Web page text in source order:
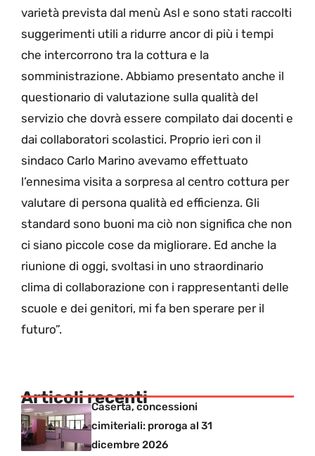
varietà prevista dal menù Asl e sono stati raccolti
suggerimenti utili a ridurre ancor di più i tempi
che intercorrono tra la cottura e la
somministrazione. Abbiamo presentato anche il
questionario di valutazione sulla qualità del
servizio che dovrà essere compilato dai docenti e
dai collaboratori scolastici. Proprio ieri con il
sindaco Carlo Marino avevamo effettuato
l’ennesima visita a sorpresa al centro cottura per
valutare di persona qualità ed efficienza. Gli
standard sono buoni ma ciò non significa che non
ci siano piccole cose da migliorare. Ed anche la
riunione di oggi, svoltasi in uno straordinario
clima di collaborazione con i rappresentanti delle
scuole e dei genitori, mi fa ben sperare per il
futuro”.
Articoli recenti
Caserta, concessioni
cimiteriali: proroga al 31
dicembre 2026